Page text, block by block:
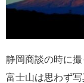
静岡商談の時に
富士山は思わず